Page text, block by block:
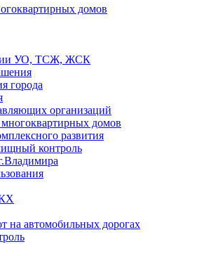
домов
УО, ТСЖ, ЖСК
города
организаций
домов
развития
контроль
на автомобильных дорогах